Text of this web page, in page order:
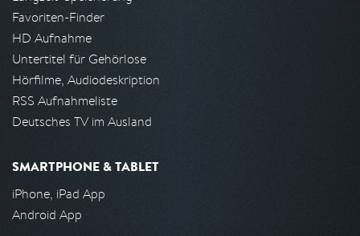
Favoriten-Finder
HD Aufnahme
Untertitel für Gehörlose
Hörfilme, Audiodeskription
RSS Aufnahmeliste
Deutsches TV im Ausland
SMARTPHONE & TABLET
iPhone, iPad App
Android App